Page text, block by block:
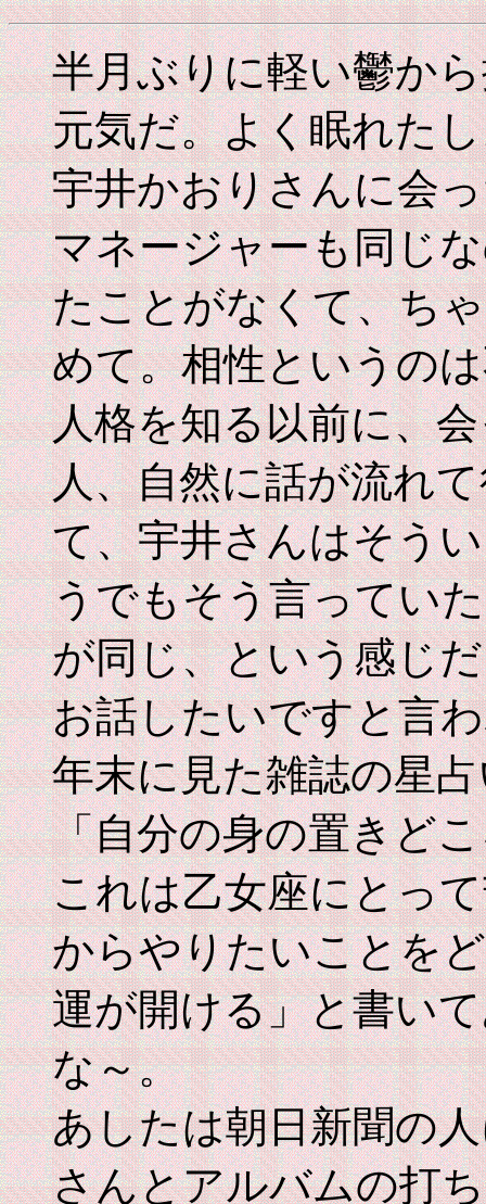
半月ぶりに軽い鬱か
元気だ。よく眠れた
宇井かおりさんに会
マネージャーも同じ
たことがなくて、ち
めて。相性というの
人格を知る以前に、
人、自然に話が流れ
て、宇井さんはそう
うでもそう言ってい
が同じ、という感じ
お話したいですと言
年末に見た雑誌の星
「自分の身の置きど
これは乙女座にとっ
からやりたいことを
運が開ける」と書い
な～。
あしたは朝日新聞の
さんとアルバムの打